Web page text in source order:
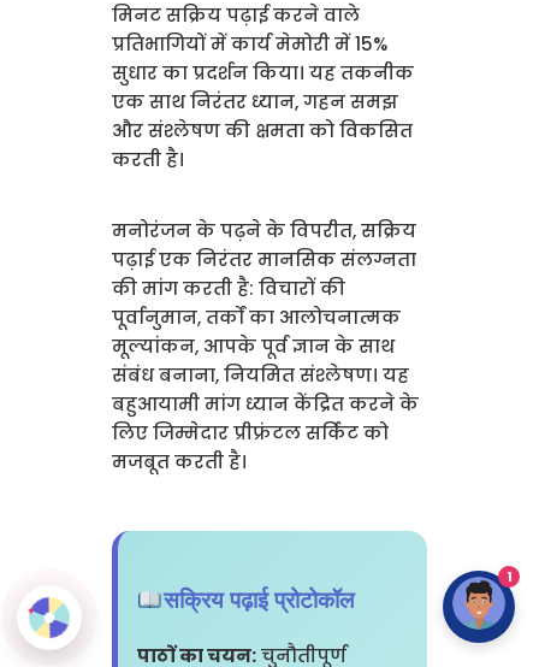
मिनट सक्रिय पढ़ाई करने वाले
प्रतिभागियों में कार्य मेमोरी में 15%
सुधार का प्रदर्शन किया। यह तकनीक
एक साथ निरंतर ध्यान, गहन समझ
और संश्लेषण की क्षमता को विकसित
करती है।
मनोरंजन के पढ़ने के विपरीत, सक्रिय
पढ़ाई एक निरंतर मानसिक संलग्नता
की मांग करती है: विचारों की
पूर्वानुमान, तर्कों का आलोचनात्मक
मूल्यांकन, आपके पूर्व ज्ञान के साथ
संबंध बनाना, नियमित संश्लेषण। यह
बहुआयामी मांग ध्यान केंद्रित करने के
लिए जिम्मेदार प्रीफ्रंटल सर्किट को
मजबूत करती है।
सक्रिय पढ़ाई प्रोटोकॉल
पाठों का चयन:चुनौतीपूर्ण
1